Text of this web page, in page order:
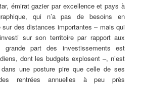
émirat gazier par excellence et pays à
qui n’a pas de besoins en
des distances importantes – mais qui
sur son territoire par rapport aux
part des investissements est
dont les budgets explosent –, n’est
dans une posture pire que celle de ses
rentrées annuelles à peu près